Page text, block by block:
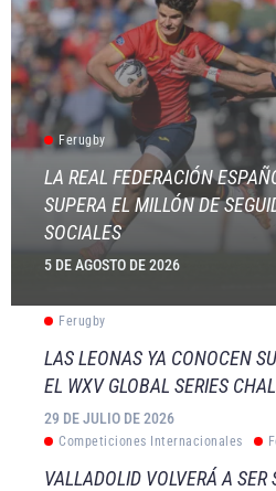
Ferugby
LA REAL FEDERACIÓN
SUPERA EL MILLÓN DE
SOCIALES
5 DE AGOSTO DE 2026
Ferugby
LAS LEONAS YA CONOCEN
EL WXV GLOBAL SERIES
29 DE JULIO DE 2026
Competiciones Internacionales
VALLADOLID VOLVERÁ A SER